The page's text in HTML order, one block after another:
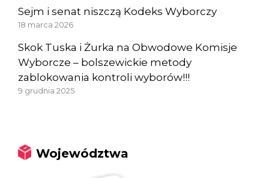
Sejm i senat niszczą Kodeks Wyborczy
18 marca 2026
Skok Tuska i Żurka na Obwodowe Komisje
Wyborcze – bolszewickie metody
zablokowania kontroli wyborów!!!
9 grudnia 2025
Województwa